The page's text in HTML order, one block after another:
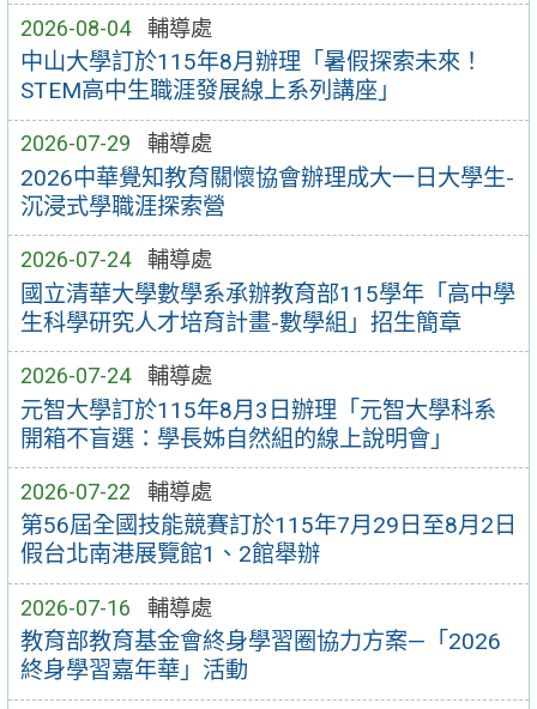
2026-08-04 輔導處
中山大學訂於115年8月辦理「暑假探索未來！
STEM高中生職涯發展線上系列講座」
2026-07-29 輔導處
2026中華覺知教育關懷協會辦理成大一日大學生-
沉浸式學職涯探索營
2026-07-24 輔導處
國立清華大學數學系承辦教育部115學年「高中學
生科學研究人才培育計畫-數學組」招生簡章
2026-07-24 輔導處
元智大學訂於115年8月3日辦理「元智大學科系
開箱不盲選：學長姊自然組的線上說明會」
2026-07-22 輔導處
第56屆全國技能競賽訂於115年7月29日至8月2日
假台北南港展覽館1、2館舉辦
2026-07-16 輔導處
教育部教育基金會終身學習圈協力方案—「2026
終身學習嘉年華」活動